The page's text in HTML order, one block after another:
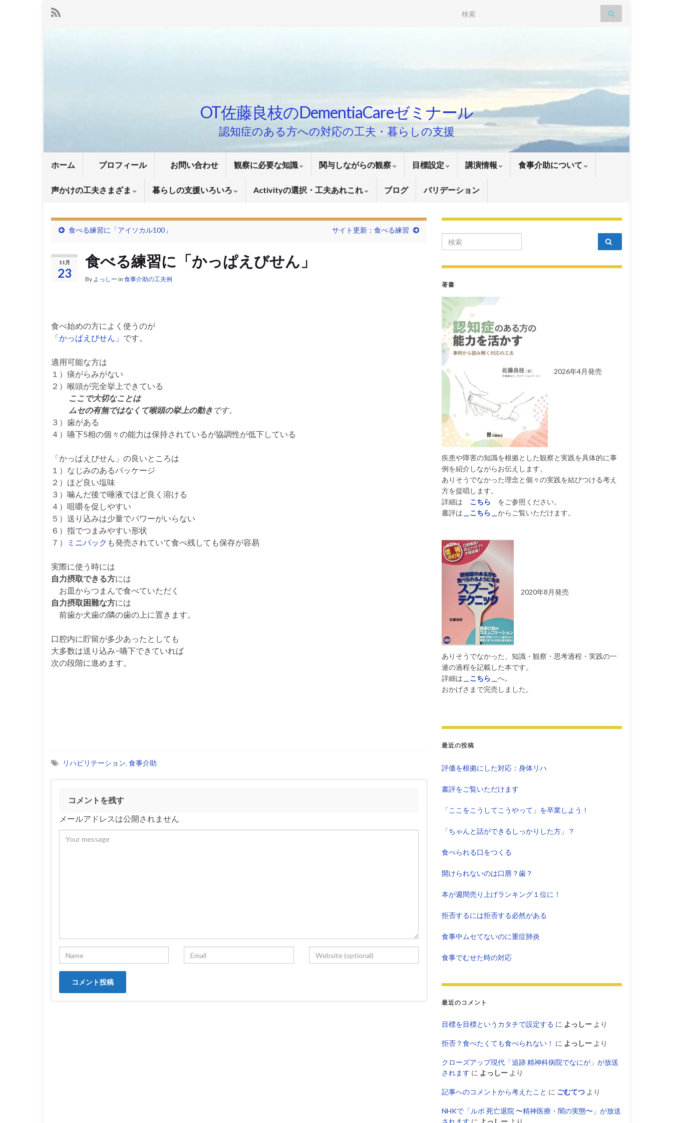
Search for:
OT佐藤良枝のDementiaCareゼミナール
認知症のある方への対応の工夫・暮らしの支援
ホーム プロフィール お問い合わせ 観察に必要な知識 関与しながらの観察 目標設定 講演情報 食事介助について
声かけの工夫さまざま 暮らしの支援いろいろ Activityの選択・工夫あれこれ ブログ バリデーション
食べる練習に「アイソカル100」 サイト更新：食べる練習
11月
23
食べる練習に「かっぱえびせん」
By よっしー in 食事介助の工夫例
食べ始めの方によく使うのが
「かっぱえびせん」 です。
適用可能な方は
１）痰がらみがない
２）喉頭が完全挙上できている
ここで大切なことは
ムセの有無ではなくて喉頭の挙上の動き です。
３）歯がある
４）嚥下5相の個々の能力は保持されているが協調性が低下している
「かっぱえびせん」の良いところは
１）なじみのあるパッケージ
２）ほど良い塩味
３）噛んだ後で唾液でほど良く溶ける
４）咀嚼を促しやすい
５）送り込みは少量でパワーがいらない
６）指でつまみやすい形状
７）
ミニパック も発売されていて食べ残しても保存が容易
実際に使う時には
自力摂取できる方には
お皿からつまんで食べていただく
自力摂取困難な方には
前歯か犬歯の隣の歯の上に置きます。
口腔内に貯留が多少あったとしても
大多数は送り込み−嚥下できていれば
次の段階に進めます。
リハビリテーション, 食事介助
コメントを残す
メールアドレスは公開されません
Search for:
著書
2026年4月発売
疾患や障害の知識を根拠とした観察と実践を具体的に事
例を紹介しながらお伝えします。
ありそうでなかった理念と個々の実践を結びつける考え
方を提唱します。
詳細は
こちら
をご参照ください。
書評は ＿こちら＿ からご覧いただけます。
2020年8月発売
ありそうでなかった、知識・観察・思考過程・実践の一
連の過程を記載した本です。
詳細は
こちら
へ。
おかげさまで完売しました。
最近の投稿
評価を根拠にした対応：身体リハ
書評をご覧いただけます
「ここをこうしてこうやって」を卒業しよう！
「ちゃんと話ができるしっかりした方」？
食べられる口をつくる
開けられないのは口唇？歯？
本が週間売り上げランキング１位に！
拒否するには拒否する必然がある
食事中ムセてないのに重症肺炎
食事でむせた時の対応
最近のコメント
目標を目標というカタチで設定する に よっしー より
拒否？食べたくても食べられない！ に よっしー より
クローズアップ現代「追跡 精神科病院でなにが」が放送
されます に よっしー より
記事へのコメントから考えたこと に ごむてつ より
NHKで「ルポ 死亡退院 〜精神医療・闇の実態〜」が放送
されます に よっしー より